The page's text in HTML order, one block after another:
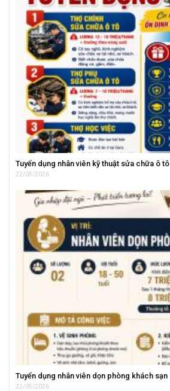
Tuyển dụng nhân viên kỹ thuật sửa chữa ô tô
22/05/2026
Tuyển dụng nhân viên dọn phòng khách sạn
22/05/2026